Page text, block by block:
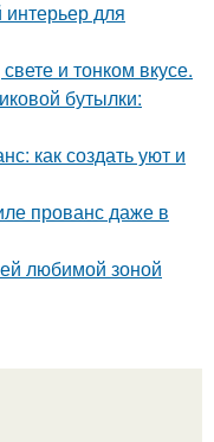
для
и тонком вкусе.
бутылки:
как создать уют и
прованс даже в
любимой зоной